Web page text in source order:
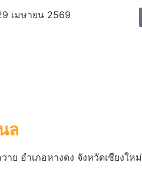
เมษายน 2569
ล
ย อำเภอหางดง จังหวัดเชียงใหม่